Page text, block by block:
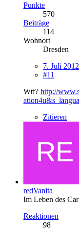
Punkte
570
Beiträge
114
Wohnort
Dresden
7. Juli 2012
#11
Wtf? http://
Zitieren
redVanita
Im Leben des
Reaktionen
98